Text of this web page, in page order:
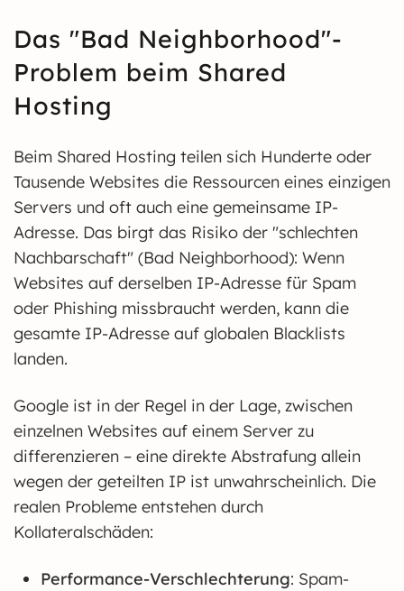
Das "Bad Neighborhood"-
Problem beim Shared
Hosting
Beim Shared Hosting teilen sich Hunderte oder
Tausende Websites die Ressourcen eines einzigen
Servers und oft auch eine gemeinsame IP-
Adresse. Das birgt das Risiko der "schlechten
Nachbarschaft" (Bad Neighborhood): Wenn
Websites auf derselben IP-Adresse für Spam
oder Phishing missbraucht werden, kann die
gesamte IP-Adresse auf globalen Blacklists
landen.
Google ist in der Regel in der Lage, zwischen
einzelnen Websites auf einem Server zu
differenzieren – eine direkte Abstrafung allein
wegen der geteilten IP ist unwahrscheinlich. Die
realen Probleme entstehen durch
Kollateralschäden:
Performance-Verschlechterung: Spam-